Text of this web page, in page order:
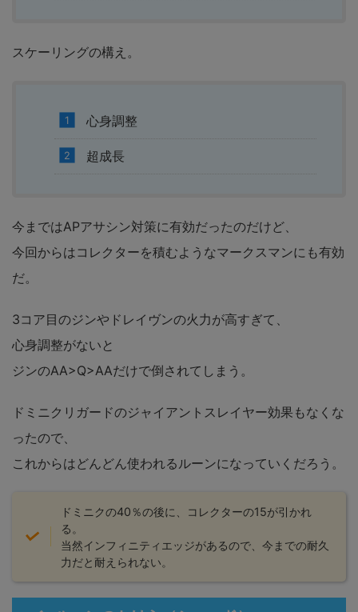
スケーリングの構え。
心身調整
超成長
今まではAPアサシン対策に有効だったのだけど、
今回からはコレクターを積むようなマークスマンにも有効
だ。
3コア目のジンやドレイヴンの火力が高すぎて、
心身調整がないと
ジンのAA>Q>AAだけで倒されてしまう。
ドミニクリガードのジャイアントスレイヤー効果もなくな
ったので、
これからはどんどん使われるルーンになっていくだろう。
ドミニクの40％の後に、コレクターの15が引かれ
る。
当然インフィニティエッジがあるので、今までの耐久
力だと耐えられない。